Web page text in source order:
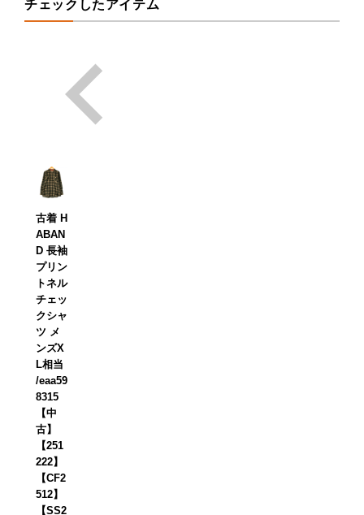
チェックしたアイテム
古着 H
ABAN
D 長袖
プリン
トネル
チェッ
クシャ
ツ メ
ンズX
L相当
/eaa59
8315
【中
古】
【251
222】
【CF2
512】
【SS2